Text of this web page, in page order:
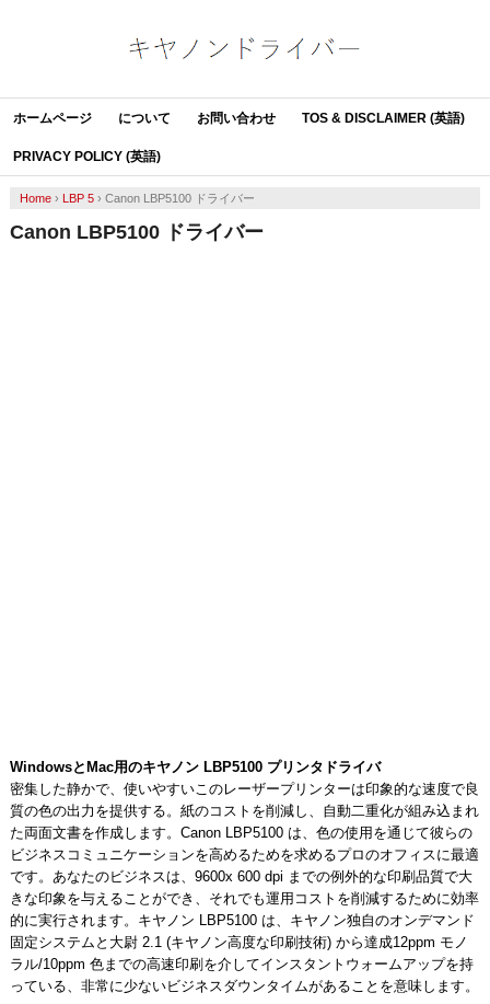
ホームページ について お問い合わせ TOS & DISCLAIMER (英語)
PRIVACY POLICY (英語)
Home› LBP 5› Canon LBP5100 ドライバー
Canon LBP5100 ドライバー
WindowsとMac用のキヤノン LBP5100 プリンタドライバ
密集した静かで、使いやすいこのレーザープリンターは印象的な速度で良
質の色の出力を提供する。紙のコストを削減し、自動二重化が組み込まれ
た両面文書を作成します。Canon LBP5100 は、色の使用を通じて彼らの
ビジネスコミュニケーションを高めるためを求めるプロのオフィスに最適
です。あなたのビジネスは、9600x 600 dpi までの例外的な印刷品質で大
きな印象を与えることができ、それでも運用コストを削減するために効率
的に実行されます。キヤノン LBP5100 は、キヤノン独自のオンデマンド
固定システムと大尉 2.1 (キヤノン高度な印刷技術) から達成12ppm モノ
ラル/10ppm 色までの高速印刷を介してインスタントウォームアップを持
っている、非常に少ないビジネスダウンタイムがあることを意味します。